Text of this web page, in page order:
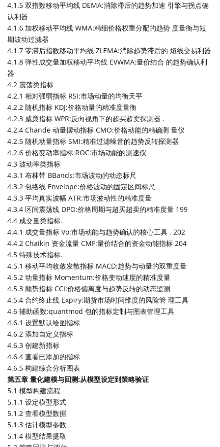
4.1.5 双指数移动平均线 DEMA:消除滞后的趋势加速 引擎与拐点确
认利器
4.1.6 加权移动平均线 WMA:精细价格权重分配的趋势 度量衡与短
期波动过滤器
4.1.7 零滞后指数移动平均线 ZLEMA:消除趋势滞后的 短线交易利器
4.1.8 弹性成交量加权移动平均线 EVWMA:量价结合 的趋势确认利
器
4.2 震荡类指标
4.2.1 相对强弱指标 RSI:市场动量的均衡天平
4.2.2 随机指标 KDJ:价格动量的精准度量衡
4.2.3 威廉指标 WPR:反向视角下的超买超卖探测器 .
4.2.4 Chande 动量摆动指标 CMO:价格动能的精确测 量仪
4.2.5 随机动量指标 SMI:精准过滤噪音的趋势反转探测器
4.2.6 价格变动率指标 ROC:市场动能的测速仪
4.3 波动率类指标
4.3.1 布林带 BBands:市场波动的动态标尺
4.3.2 包络线 Envelope:价格波动的固定区间标尺
4.3.3 平均真实波幅 ATR:市场波动性的精准度量
4.3.4 区间震荡线 DPO:价格周期与超买超卖的精准度量 199
4.4 成交量类指标.
4.4.1 成交量指标 Vo:市场动能与趋势确认的核心工具 . 202
4.4.2 Chaikin 资金流量 CMF:量价结合的资金动能指标 204
4.5 特殊技术指标.
4.5.1 移动平均收敛发散指标 MACD:趋势与动量的双重度量
4.5.2 动量指标 Momentum:价格变动速度的精准度量
4.5.3 顺势指标 CCI:价格偏离度与趋势反转的动态监测
4.5.4 合约终止线 Expiry:期货市场时间维度的风险管 理工具
4.6 辅助函数:quantmod 包的指标定制与图表管理工具
4.6.1 设置默认绘图指标
4.6.2 添加自定义指标
4.6.3 创建新指标
4.6.4 查看已添加的指标
4.6.5 构建综合分析图表
第五章 量化建模与回测:从模型设定到策略验证
5.1 模型构建流程
5.1.1 设定模型形式
5.1.2 查看模型数据
5.1.3 估计模型参数
5.1.4 模型结果提取